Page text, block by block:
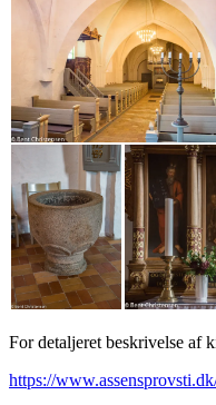
For detaljeret beskrivelse af
https://